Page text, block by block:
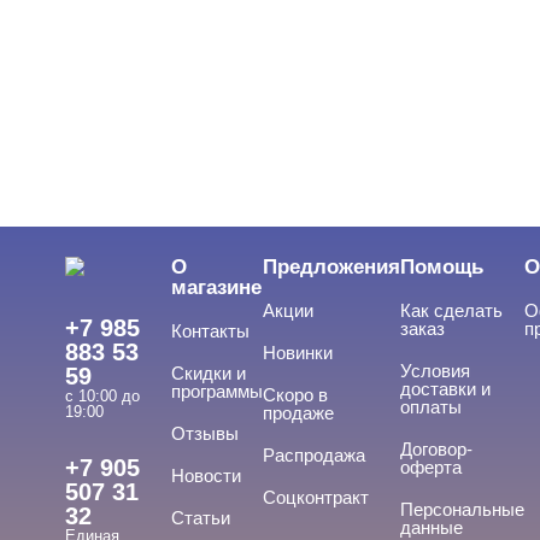
Cвернуть
+7 985
883 53
59
с 10:00 до
19:00
+7 905
507 31
32
Единая
О
магазине
Контакты
Скидки и
программы
Отзывы
Новости
Статьи
Предложения
Акции
Новинки
Скоро в
продаже
Распродажа
Соцконтракт
Помощь
Как сделать
заказ
Условия
доставки и
оплаты
Договор-
оферта
Персональные
данные